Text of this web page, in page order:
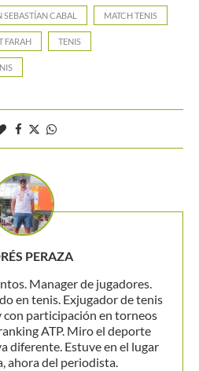
SEBASTÍAN CABAL MATCH TENIS
FARAH TENIS
PERAZA
Manager de jugadores.
en tenis. Exjugador de tenis
con participación en torneos
ATP. Miro el deporte
diferente. Estuve en el lugar
ahora del periodista.